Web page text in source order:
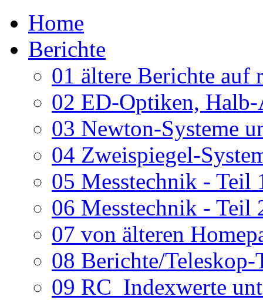
Home
Berichte
01 ältere Berichte auf
02 ED-Optiken, Halb-
03 Newton-Systeme
04 Zweispiegel-
05 Messtechnik - Teil
06 Messtechnik - Teil
07 von älteren
08 Berichte/
09 RC_Indexwerte